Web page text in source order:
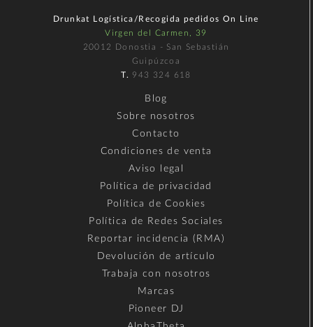
Drunkat Logística/Recogida pedidos On Line
Virgen del Carmen, 39
20012 Donostia - San Sebastián
Guipúzcoa
T. 943 324 618
Blog
Sobre nosotros
Contacto
Condiciones de venta
Aviso legal
Política de privacidad
Política de Cookies
Política de Redes Sociales
Reportar incidencia (RMA)
Devolución de artículo
Trabaja con nosotros
Marcas
Pioneer DJ